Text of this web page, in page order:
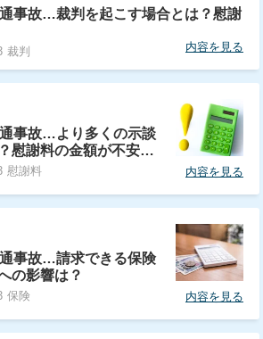
事故…裁判を起こす場合とは？慰謝
裁判 内容を見る
事故…より多くの示談
慰謝料の金額が不安…
慰謝料 内容を見る
事故…請求できる保険
の影響は？
保険 内容を見る